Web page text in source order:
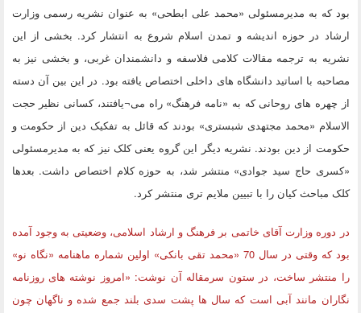
بود که به مدیرمسئولی «محمد علی ابطحی» به عنوان نشریه رسمی وزارت
ارشاد در حوزه اندیشه و تمدن اسلام شروع به انتشار کرد. بخشی از این
نشریه به ترجمه مقالات کلامی فلاسفه و دانشمندان غربی، و بخشی نیز به
مصاحبه با اساتید دانشگاه های داخلی اختصاص یافته بود. در این بین آن دسته
از چهره های روحانی که به «نامه فرهنگ» راه می¬یافتند، کسانی نظیر حجت
الاسلام «محمد مجتهدی شبستری» بودند که قائل به تفکیک دین از حکومت و
حکومت از دین بودند. نشریه دیگر این گروه یعنی کلک نیز که به مدیرمسئولی
«کسری حاج سید جوادی» منتشر شد، به حوزه کلام اختصاص داشت. بعدها
کلک مباحث کیان را با تبیین ملایم تری منتشر کرد.
در دوره وزارت آقای خاتمی بر فرهنگ و ارشاد اسلامی، وضعیتی به وجود آمده
بود که وقتی در سال 70 «محمد تقی بانکی» اولین شماره ماهنامه «نگاه نو»
را منتشر ساخت، در ستون سرمقاله آن نوشت: «امروز نوشته های روزنامه
نگاران مانند آبی است که سال ها پشت سدی بلند جمع شده و ناگهان چون